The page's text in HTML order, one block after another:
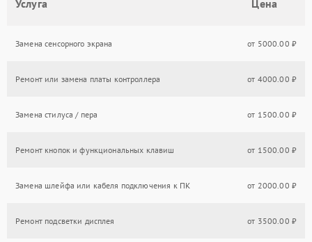
Услуга Цена
Замена сенсорного экрана от 5000.00 ₽
Ремонт или замена платы контроллера от 4000.00 ₽
Замена стилуса / пера от 1500.00 ₽
Ремонт кнопок и функциональных клавиш от 1500.00 ₽
Замена шлейфа или кабеля подключения к ПК от 2000.00 ₽
Ремонт подсветки дисплея от 3500.00 ₽